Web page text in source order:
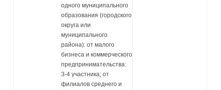
одного муниципального
образования (городского
округа или
муниципального
района): от малого
бизнеса и коммерческого
предпринимательства:
3-4 участника; от
филиалов среднего и